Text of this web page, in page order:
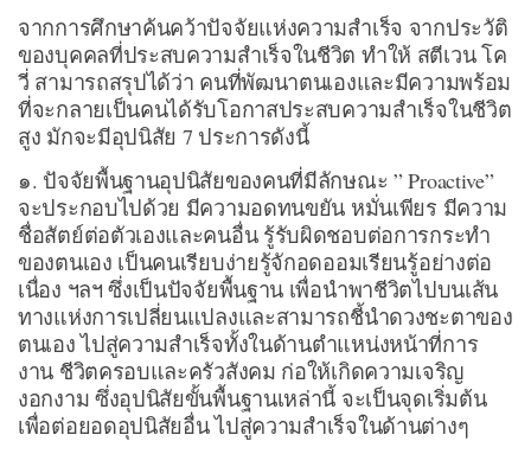
จากการศึกษาค้นคว้าปัจจัยแห่งความสำเร็จ จากประวัติ
ของบุคคลที่ประสบความสำเร็จในชีวิต ทำให้ สตีเวน โค
วี่ สามารถสรุปได้ว่า คนที่พัฒนาตนเองและมีความพร้อม
ที่จะกลายเป็นคนได้รับโอกาสประสบความสำเร็จในชีวิต
สูง มักจะมีอุปนิสัย 7 ประการดังนี้
๑. ปัจจัยพื้นฐานอุปนิสัยของคนที่มีลักษณะ ” Proactive”
จะประกอบไปด้วย มีความอดทนขยัน หมั่นเพียร มีความ
ชื่อสัตย์ต่อตัวเองและคนอื่น รู้รับผิดชอบต่อการกระทำ
ของตนเอง เป็นคนเรียบง่ายรู้จักอดออมเรียนรู้อย่างต่อ
เนื่อง ฯลฯ ซึ่งเป็นปัจจัยพื้นฐาน เพื่อนำพาชีวิตไปบนเส้น
ทางแห่งการเปลี่ยนแปลงและสามารถชี้นำดวงชะตาของ
ตนเอง ไปสู่ความสำเร็จทั้งในด้านตำแหน่งหน้าที่การ
งาน ชีวิตครอบและครัวสังคม ก่อให้เกิดความเจริญ
งอกงาม ซึ่งอุปนิสัยขั้นพื้นฐานเหล่านี้ จะเป็นจุดเริ่มต้น
เพื่อต่อยอดอุปนิสัยอื่น ไปสู่ความสำเร็จในด้านต่างๆ